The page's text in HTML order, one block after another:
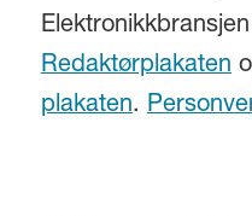
Redaktørplakaten
plakaten.